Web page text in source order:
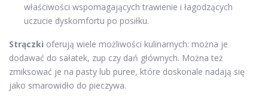
właściwości wspomagających trawienie i łagodzących
uczucie dyskomfortu po posiłku.
Strączki oferują wiele możliwości kulinarnych: można je
dodawać do sałatek, zup czy dań głównych. Można też
zmiksować je na pasty lub puree, które doskonale nadają się
jako smarowidło do pieczywa.